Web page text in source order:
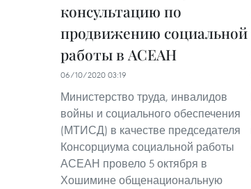
консультацию по
продвижению социальной
работы в АСЕАН
06/10/2020 03:19
Министерство труда, инвалидов
войны и социального обеспечения
(МТИСД) в качестве председателя
Консорциума социальной работы
АСЕАН провело 5 октября в
Хошимине общенациональную